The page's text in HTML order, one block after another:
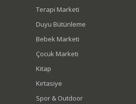
Terapi Marketi
Duyu Bütünleme
Bebek Marketi
Çocuk Marketi
Kitap
Kırtasiye
Spor & Outdoor